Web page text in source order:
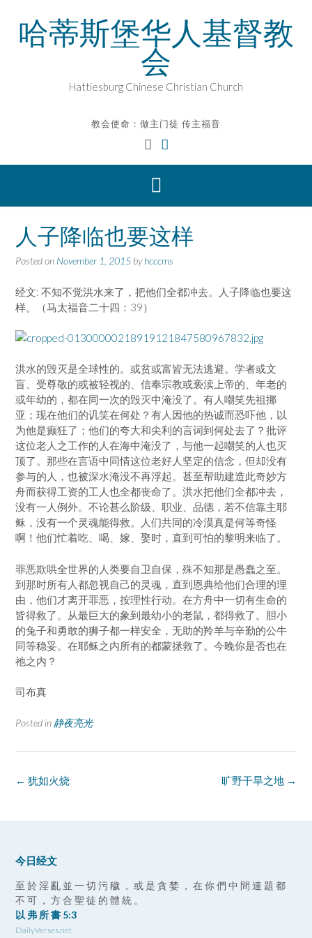
content哈蒂斯堡华人基督教
会
Hattiesburg Chinese Christian Church
教会使命：做主门徒 传主福音
人子降临也要这样
Posted on November 1, 2015 byhcccms
经文: 不知不觉洪水来了，把他们全都冲去。人子降临也要这
样。（马太福音二十四：39）
洪水的毁灭是全球性的。或贫或富皆无法逃避。学者或文
盲、受尊敬的或被轻视的、信奉宗教或亵渎上帝的、年老的
或年幼的，都在同一次的毁灭中淹没了。有人嘲笑先祖挪
亚；现在他们的讥笑在何处？有人因他的热诚而恐吓他，以
为他是癫狂了；他们的夸大和尖利的言词到何处去了？批评
这位老人之工作的人在海中淹没了，与他一起嘲笑的人也灭
顶了。那些在言语中同情这位老好人坚定的信念，但却没有
参与的人，也被深水淹没不再浮起。甚至帮助建造此奇妙方
舟而获得工资的工人也全都丧命了。洪水把他们全都冲去，
没有一人例外。不论甚么阶级、职业、品德，若不信靠主耶
稣，没有一个灵魂能得救。人们共同的冷漠真是何等奇怪
啊！他们忙着吃、喝、嫁、娶时，直到可怕的黎明来临了。
罪恶欺哄全世界的人类要自卫自保，殊不知那是愚蠢之至。
到那时所有人都忽视自己的灵魂，直到恩典给他们合理的理
由，他们才离开罪恶，按理性行动。在方舟中一切有生命的
皆得救了。从最巨大的象到最幼小的老鼠，都得救了。胆小
的兔子和勇敢的狮子都一样安全，无助的羚羊与辛勤的公牛
同等稳妥。在耶稣之内所有的都蒙拯救了。今晚你是否也在
祂之内？
司布真
Posted in 静夜亮光
Post
旷野干旱之地 →
← 犹如火烧
今日经文
至 於 淫 亂 並 一 切 污 穢 ， 或 是 貪 婪 ， 在 你 們 中 間 連 題 都
不 可 ， 方 合 聖 徒 的 體 統 。
以 弗 所 書 5:3
DailyVerses.net